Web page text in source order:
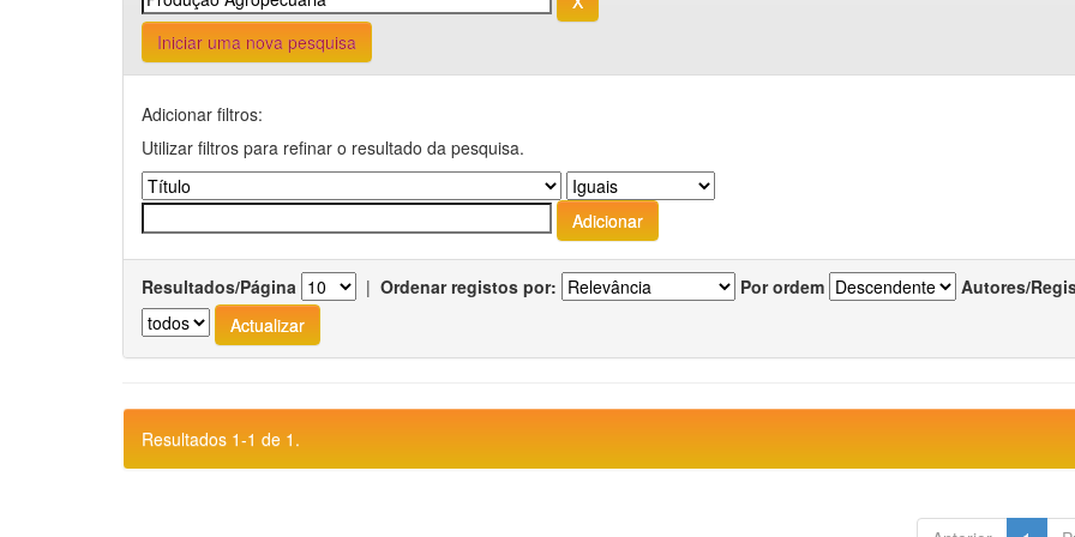
Iniciar uma nova pesquisa
Adicionar filtros:
Utilizar filtros para refinar o resultado da pesquisa.
Resultados/Página | Ordenar registos por: Por ordem Autores/
Resultados 1-1 de 1.